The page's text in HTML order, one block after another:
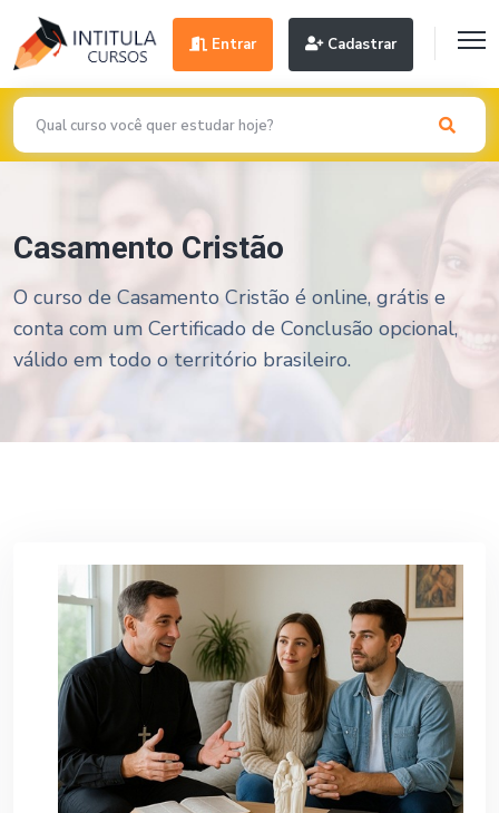
Entrar Cadastrar
Casamento Cristão
O curso de Casamento Cristão é online, grátis e
conta com um Certificado de Conclusão opcional,
válido em todo o território brasileiro.